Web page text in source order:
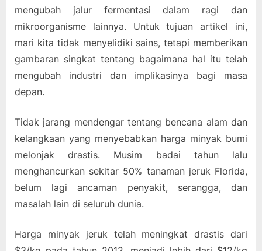
mengubah jalur fermentasi dalam ragi dan
mikroorganisme lainnya. Untuk tujuan artikel ini,
mari kita tidak menyelidiki sains, tetapi memberikan
gambaran singkat tentang bagaimana hal itu telah
mengubah industri dan implikasinya bagi masa
depan.
Tidak jarang mendengar tentang bencana alam dan
kelangkaan yang menyebabkan harga minyak bumi
melonjak drastis. Musim badai tahun lalu
menghancurkan sekitar 50% tanaman jeruk Florida,
belum lagi ancaman penyakit, serangga, dan
masalah lain di seluruh dunia.
Harga minyak jeruk telah meningkat drastis dari